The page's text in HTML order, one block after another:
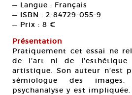
— Langue : Français
— ISBN : 2-84729-055-9
— Prix : 8 €
Présentation
Pratiquement cet essai ne
de l’art ni de
artistique. Son auteur n’est
sémiologue des
psychanalyse y est